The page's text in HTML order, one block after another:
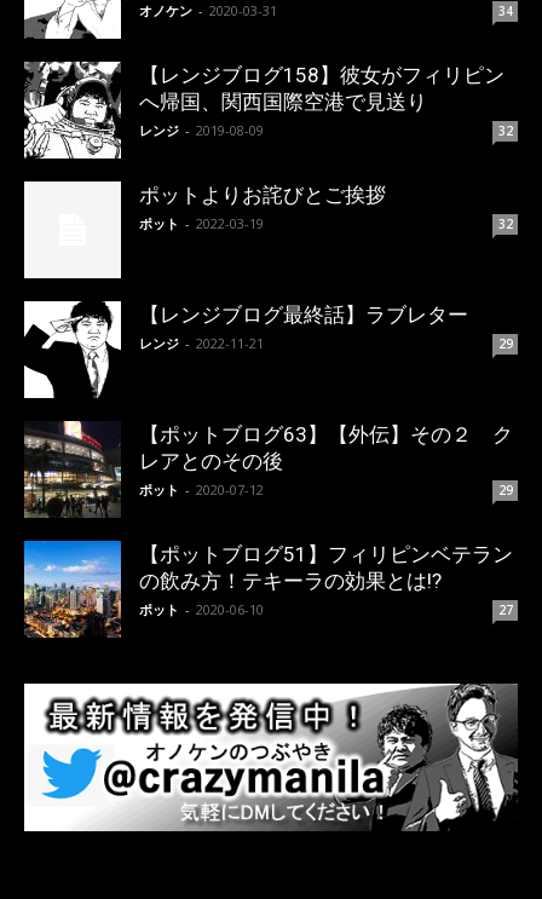
オノケン - 2020-03-31 34
【レンジブログ158】彼女がフィリピン
へ帰国、関西国際空港で見送り
レンジ - 2019-08-09 32
ポットよりお詫びとご挨拶
ポット - 2022-03-19 32
【レンジブログ最終話】ラブレター
レンジ - 2022-11-21 29
【ポットブログ63】【外伝】その２ ク
レアとのその後
ポット - 2020-07-12 29
【ポットブログ51】フィリピンベテラン
の飲み方！テキーラの効果とは!?
ポット - 2020-06-10 27